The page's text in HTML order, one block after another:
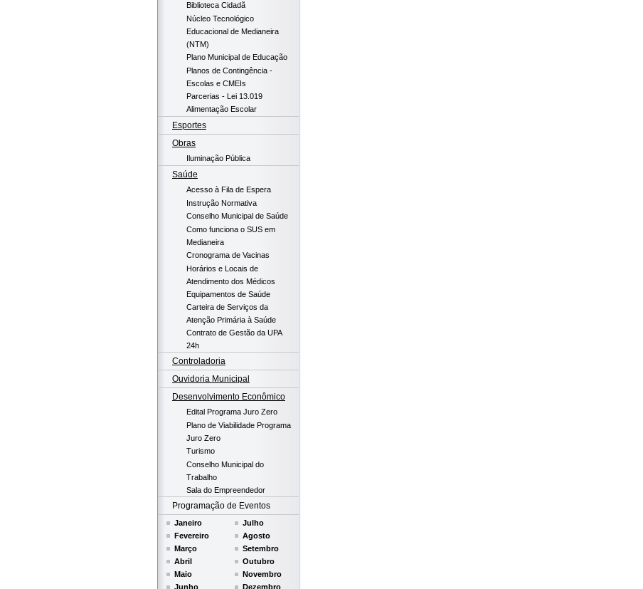
Biblioteca Cidadã
Núcleo Tecnológico
Educacional de Medianeira
(NTM)
Plano Municipal de Educação
Planos de Contingência -
Escolas e CMEIs
Parcerias - Lei 13.019
Alimentação Escolar
Esportes
Obras
Iluminação Pública
Saúde
Acesso à Fila de Espera
Instrução Normativa
Conselho Municipal de Saúde
Como funciona o SUS em
Medianeira
Cronograma de Vacinas
Horários e Locais de
Atendimento dos Médicos
Equipamentos de Saúde
Carteira de Serviços da
Atenção Primária à Saúde
Contrato de Gestão da UPA
24h
Controladoria
Ouvidoria Municipal
Desenvolvimento Econômico
Edital Programa Juro Zero
Plano de Viabilidade Programa
Juro Zero
Turismo
Conselho Municipal do
Trabalho
Sala do Empreendedor
Programação de Eventos
Janeiro
Fevereiro
Março
Abril
Maio
Junho
Julho
Agosto
Setembro
Outubro
Novembro
Dezembro